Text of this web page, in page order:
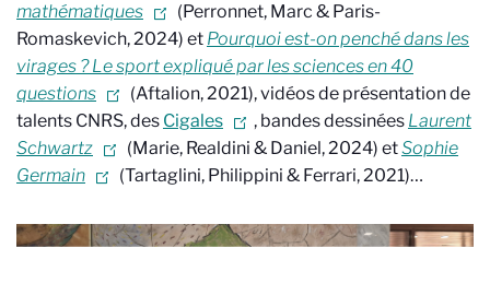
mathématiques
(Perronnet, Marc & Paris-
Romaskevich, 2024) et Pourquoi est-on penché dans les
virages ? Le sport expliqué par les sciences en 40
questions
(Aftalion, 2021), vidéos de présentation de
talents CNRS, des Cigales , bandes dessinées Laurent
Schwartz
(Marie, Realdini & Daniel, 2024) etSophie
Germain
(Tartaglini, Philippini & Ferrari, 2021)…